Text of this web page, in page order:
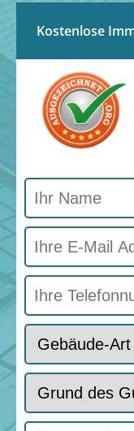
Kostenlose